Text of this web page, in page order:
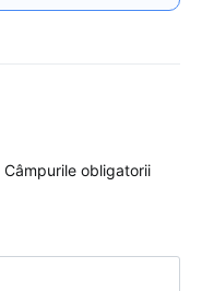
Câmpurile obligatorii